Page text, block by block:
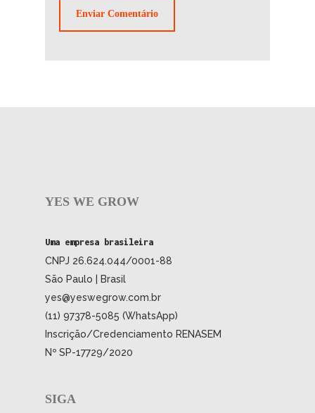
YES WE GROW
Uma empresa brasileira
CNPJ 26.624.044/0001-88
São Paulo | Brasil
yes@yeswegrow.com.br
(11) 97378-5085 (WhatsApp)
Inscrição/Credenciamento RENASEM
Nº SP-17729/2020
SIGA